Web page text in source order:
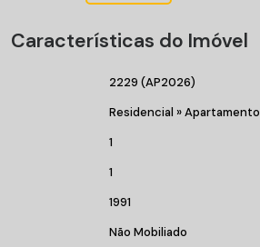
e a poucos minutos da praia!
Características do Imóvel
2229 (AP2026)
Residencial »Apartamento
1
1
1991
Não Mobiliado